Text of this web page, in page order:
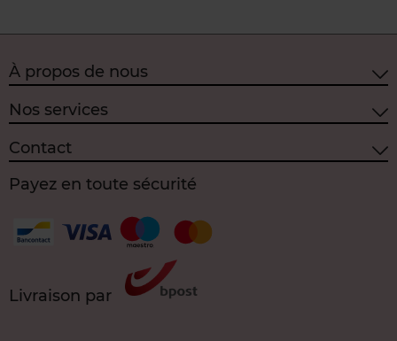
À propos de nous
Nos services
Contact
Payez en toute sécurité
Livraison par